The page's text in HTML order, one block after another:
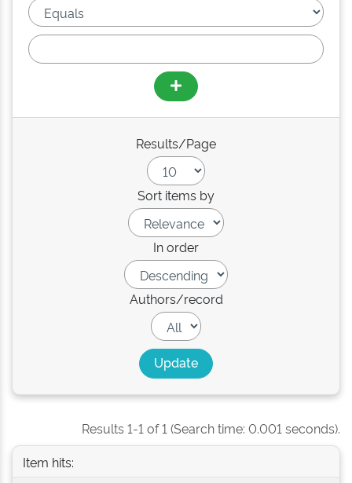
Results/Page
Sort items by
In order
Authors/record
Results 1-1 of 1 (Search time: 0.001 seconds).
Item hits: